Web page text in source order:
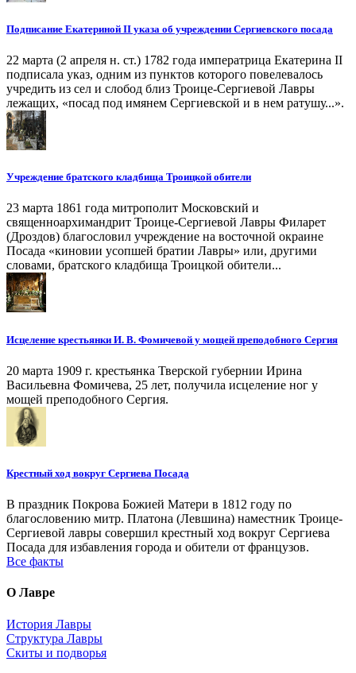
Подписание Екатериной II указа об учреждении Сергиевского посада
22 марта (2 апреля н. ст.) 1782 года императрица Екатерина II
подписала указ, одним из пунктов которого повелевалось
учредить из сел и слобод близ Троице-Сергиевой Лавры
лежащих, «посад под имянем Сергиевской и в нем ратушу...».
Учреждение братского кладбища Троицкой обители
23 марта 1861 года митрополит Московский и
священноархимандрит Троице-Сергиевой Лавры Филарет
(Дроздов) благословил учреждение на восточной окраине
Посада «киновии усопшей братии Лавры» или, другими
словами, братского кладбища Троицкой обители...
Исцеление крестьянки И. В. Фомичевой у мощей преподобного Сергия
20 марта 1909 г. крестьянка Тверской губернии Ирина
Васильевна Фомичева, 25 лет, получила исцеление ног у
мощей преподобного Сергия.
Крестный ход вокруг Сергиева Посада
В праздник Покрова Божией Матери в 1812 году по
благословению митр. Платона (Левшина) наместник Троице-
Сергиевой лавры совершил крестный ход вокруг Сергиева
Посада для избавления города и обители от французов.
Все факты
О Лавре
История Лавры
Структура Лавры
Скиты и подворья